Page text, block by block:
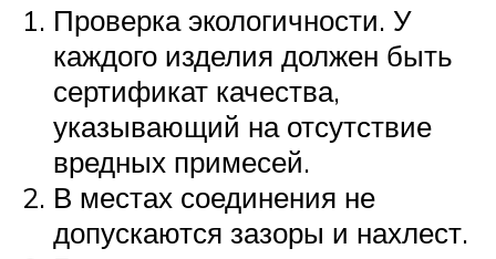
Проверка экологичности. У
каждого изделия должен быть
сертификат качества,
указывающий на отсутствие
вредных примесей.
В местах соединения не
допускаются зазоры и нахлест.